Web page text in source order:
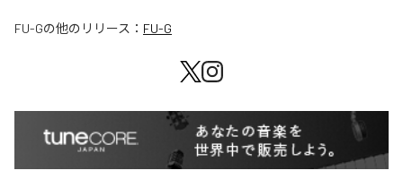
FU-Gの他のリリース： FU-G